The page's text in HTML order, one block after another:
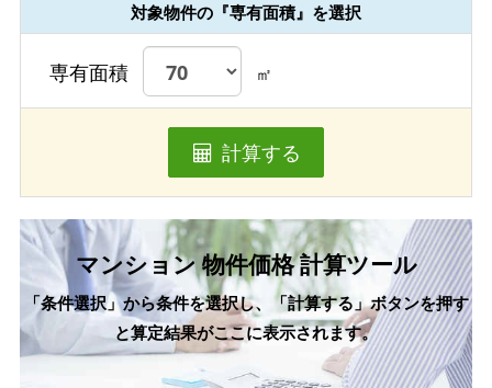
対象物件の『専有面積』を選択
専有面積 ㎡
計算する
マンション 物件価格 計算ツール
「条件選択」から条件を選択し、「計算する」ボタンを押す
と算定結果がここに表示されます。